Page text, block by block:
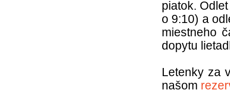
piatok.
o 9:10) a
miestneho
dopytu
Letenky za
našom